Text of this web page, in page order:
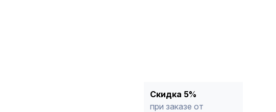
Скидка 5%
при заказе от